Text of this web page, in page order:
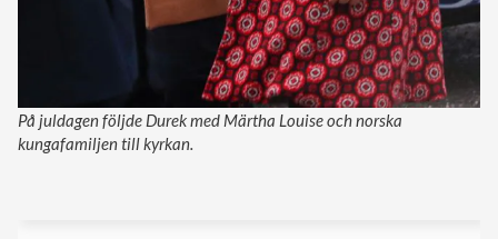
På juldagen följde Durek med Märtha Louise och norska
kungafamiljen till kyrkan.